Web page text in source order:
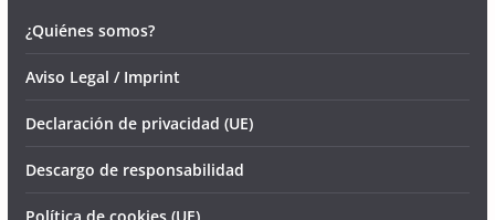
¿Quiénes somos?
Aviso Legal / Imprint
Declaración de privacidad (UE)
Descargo de responsabilidad